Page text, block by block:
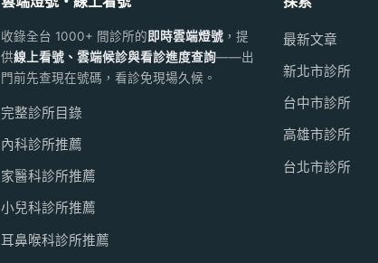
收錄全台 1000+ 間診所的 即時雲端燈號，提
供線上看號、雲端候診與看診進度查詢——出
門前先查現在號碼，看診免現場久候。
完整診所目錄
內科診所推薦
家醫科診所推薦
小兒科診所推薦
耳鼻喉科診所推薦
最新文章
新北市診所
台中市診所
高雄市診所
台北市診所